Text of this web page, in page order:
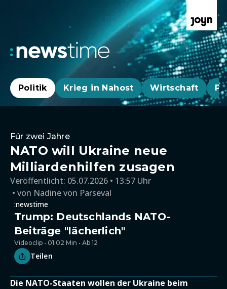
Politik Krieg in Nahost Wirtschaft
Für zwei Jahre
NATO will Ukraine neue
Milliardenhilfen zusagen
Veröffentlicht: 05.07.2026 • 13:57 Uhr
von Nadine von Parseval
:newstime
Trump: Deutschlands NATO-
Beiträge "lächerlich"
Videoclip • 01:02 Min • Ab 12
Teilen
Die NATO-Staaten wollen der Ukraine beim